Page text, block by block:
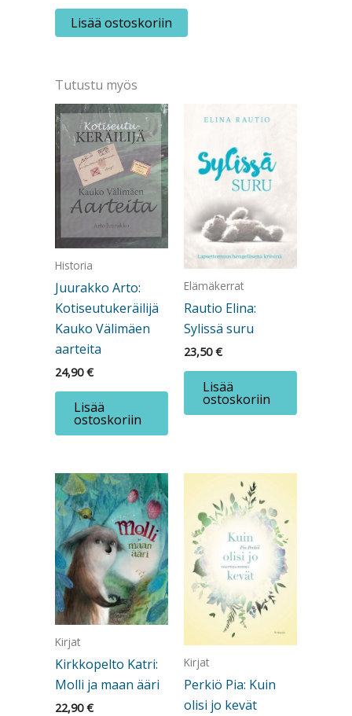
budjetin
sotaelokuva
Lisää ostoskoriin
Tutustu myös
Historia
Juurakko Arto:
Kotiseutukeräilijä
Kauko Välimäen
aarteita
24,90€
Lisää
ostoskoriin
Elämäkerrat
Rautio Elina:
Sylissä suru
23,50€
Lisää
ostoskoriin
Kirjat
Kirkkopelto Katri:
Molli ja maan ääri
22,90€
Kirjat
Perkiö Pia: Kuin
olisi jo kevät